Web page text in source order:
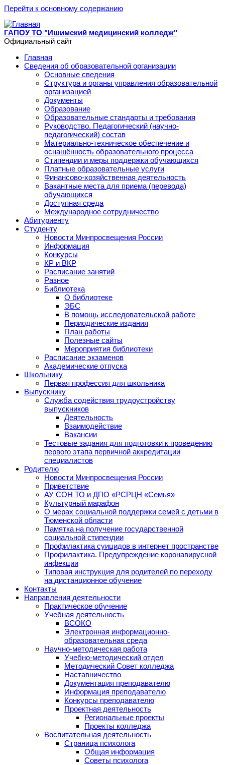
Перейти к основному содержанию
ГАПОУ ТО "Ишимский медицинский колледж"
Официальный сайт
Главная
Сведения об образовательной организации
Основные сведения
Структура и органы управления образовательной
организацией
Документы
Образование
Образовательные стандарты и требования
Руководство. Педагогический (научно-
педагогический) состав
Материально-техническое обеспечение и
оснащённость образовательного процесса
Стипендии и меры поддержки обучающихся
Платные образовательные услуги
Финансово-хозяйственная деятельность
Вакантные места для приема (перевода)
обучающихся
Доступная среда
Международное сотрудничество
Абитуриенту
Студенту
Новости Минпросвещения России
Информация
Конкурсы
КР и ВКР
Расписание занятий
Разное
Библиотека
О библиотеке
ЭБС
В помощь исследовательской работе
Периодические издания
План работы
Полезные сайты
Мероприятия библиотеки
Расписание экзаменов
Академические отпуска
Школьнику
Первая профессия для школьника
Выпускнику
Служба содействия трудоустройству
выпускников
Деятельность
Взаимодействие
Вакансии
Тестовые задания для подготовки к проведению
первого этапа первичной аккредитации
специалистов
Родителю
Новости Минпросвещения России
Приветствие
АУ СОН ТО и ДПО «РСРЦН «Семья»
Культурный марафон
О мерах социальной поддержки семей с детьми в
Тюменской области
Памятка на получение государственной
социальной стипендии
Профилактика суицидов в интернет пространстве
Профилактика. Предупреждение коронавирусной
инфекции
Типовая инструкция для родителей по переходу
на дистанционное обучение
Контакты
Направления деятельности
Практическое обучение
Учебная деятельность
ВСОКО
Электронная информационно-
образовательная среда
Научно-методическая работа
Учебно-методический отдел
Методический Совет колледжа
Наставничество
Документация преподавателю
Информация преподавателю
Конкурсы преподавателю
Проектная деятельность
Региональные проекты
Проекты колледжа
Воспитательная деятельность
Страница психолога
Общая информация
Советы психолога